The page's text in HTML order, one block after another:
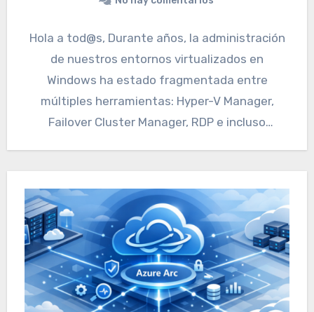
Hola a tod@s, Durante años, la administración
de nuestros entornos virtualizados en
Windows ha estado fragmentada entre
múltiples herramientas: Hyper-V Manager,
Failover Cluster Manager, RDP e incluso